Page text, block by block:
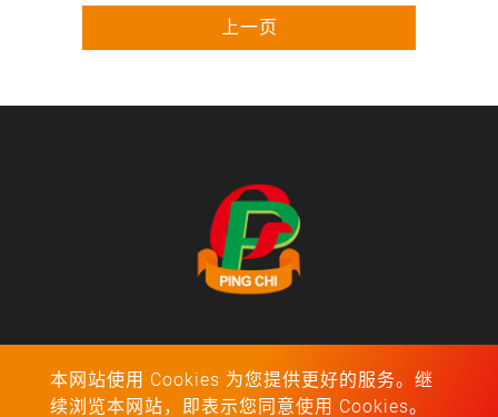
上一页
本网站使用 Cookies 为您提供更好的服务。继
续浏览本网站，即表示您同意使用 Cookies。
地址：福建省漳州市漳浦县旧镇镇绥安工业开发区
Tel：0596-3921791